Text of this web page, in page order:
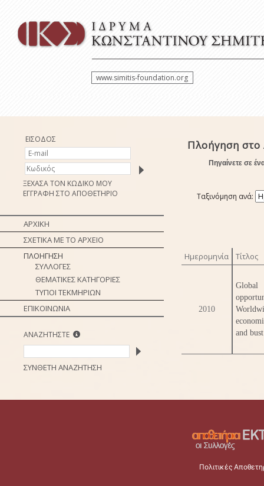
www.simitis-foundation.org
ΕΙΣΟΔΟΣ
ΞΕΧΑΣΑ ΤΟΝ ΚΩΔΙΚΟ ΜΟΥ
ΕΓΓΡΑΦΗ ΣΤΟ ΑΠΟΘΕΤΗΡΙΟ
ΑΡΧΙΚΗ
ΣΧΕΤΙΚΑ ΜΕ ΤΟ ΑΡΧΕΙΟ
ΠΛΟΗΓΗΣΗ
ΣΥΛΛΟΓΕΣ
ΘΕΜΑΤΙΚΕΣ ΚΑΤΗΓΟΡΙΕΣ
ΤΥΠΟΙ ΤΕΚΜΗΡΙΩΝ
ΕΠΙΚΟΙΝΩΝΙΑ
ΑΝΑΖΗΤΗΣΤΕ
ΣΥΝΘΕΤΗ ΑΝΑΖΗΤΗΣΗ
Πλοήγηση στο
Πηγαίνετε σε
Ταξινόμηση ανά:
Ημερομηνία Τίτλος
2010
and